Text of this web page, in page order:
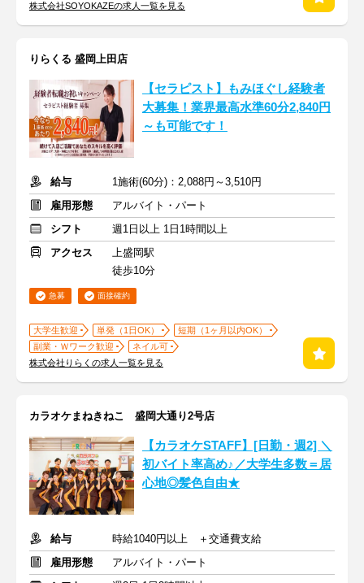
株式会社SOYOKAZEの求人一覧を見る
りらくる 盛岡上田店
【セラピスト】もみほぐし経験者
大募集！業界最高水準60分2,840円
～も可能です！
給与
1施術(60分)：2,088円～3,510円
雇用形態
アルバイト・パート
シフト
週1日以上 1日1時間以上
アクセス
上盛岡駅
徒歩10分
急募 面接確約
大学生歓迎 単発（1日OK）
短期（1ヶ月以内OK）
副業・Ｗワーク歓迎
ネイル可
株式会社りらくの求人一覧を見る
カラオケまねきねこ 盛岡大通り2号店
【カラオケSTAFF】[日勤・週2] ＼
初バイト率高め♪／大学生多数＝居
心地◎髪色自由★
給与
時給1040円以上 ＋交通費支給
雇用形態
アルバイト・パート